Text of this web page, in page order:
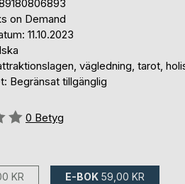
on Demand
11.10.2023
vägledning, tarot,
Begränsat tillgänglig
0 Betyg
KR E-BOK 59,00 KR